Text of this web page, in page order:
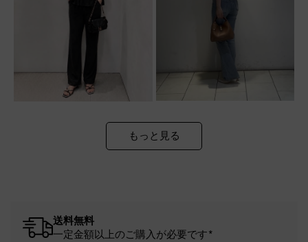
もっと見る
送料無料
一定金額以上のご購入が必要です*